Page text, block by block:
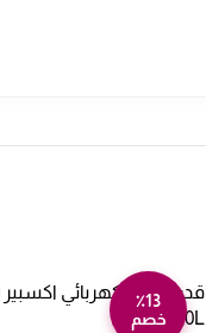
٪13
خصم
XPC-14-10L